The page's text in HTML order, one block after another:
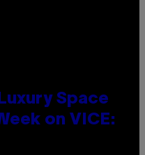
Space
on VICE: